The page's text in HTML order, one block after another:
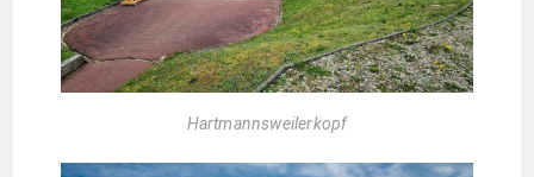
Hartmannsweilerkopf